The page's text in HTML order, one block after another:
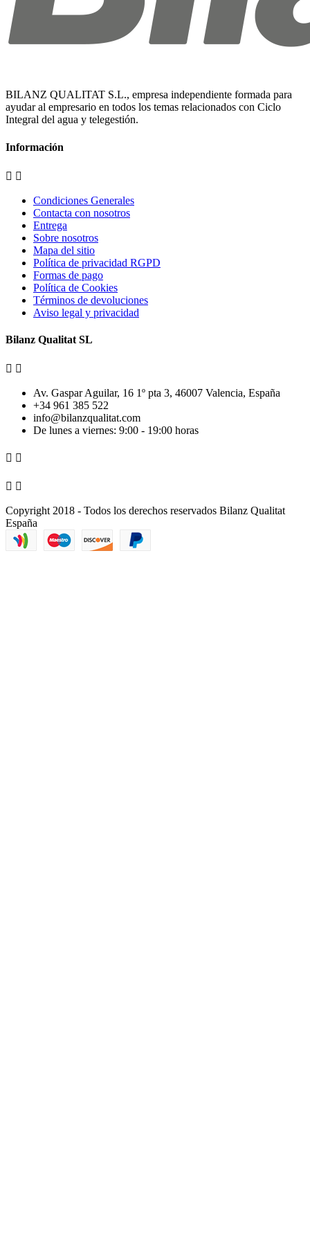
BILANZ QUALITAT S.L., empresa independiente formada para
ayudar al empresario en todos los temas relacionados con Ciclo
Integral del agua y telegestión.
Información
 
Condiciones Generales
Contacta con nosotros
Entrega
Sobre nosotros
Mapa del sitio
Política de privacidad RGPD
Formas de pago
Política de Cookies
Términos de devoluciones
Aviso legal y privacidad
Bilanz Qualitat SL
 
Av. Gaspar Aguilar, 16 1º pta 3, 46007 Valencia, España
+34 961 385 522
info@bilanzqualitat.com
De lunes a viernes: 9:00 - 19:00 horas
 
 
Copyright 2018 - Todos los derechos reservados Bilanz Qualitat
España